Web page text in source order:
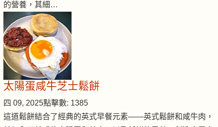
的營養，其細…
太陽蛋咸牛芝士鬆餅
四 09, 2025點擊數: 1385
這道鬆餅結合了經典的英式早餐元素——英式鬆餅和咸牛肉，